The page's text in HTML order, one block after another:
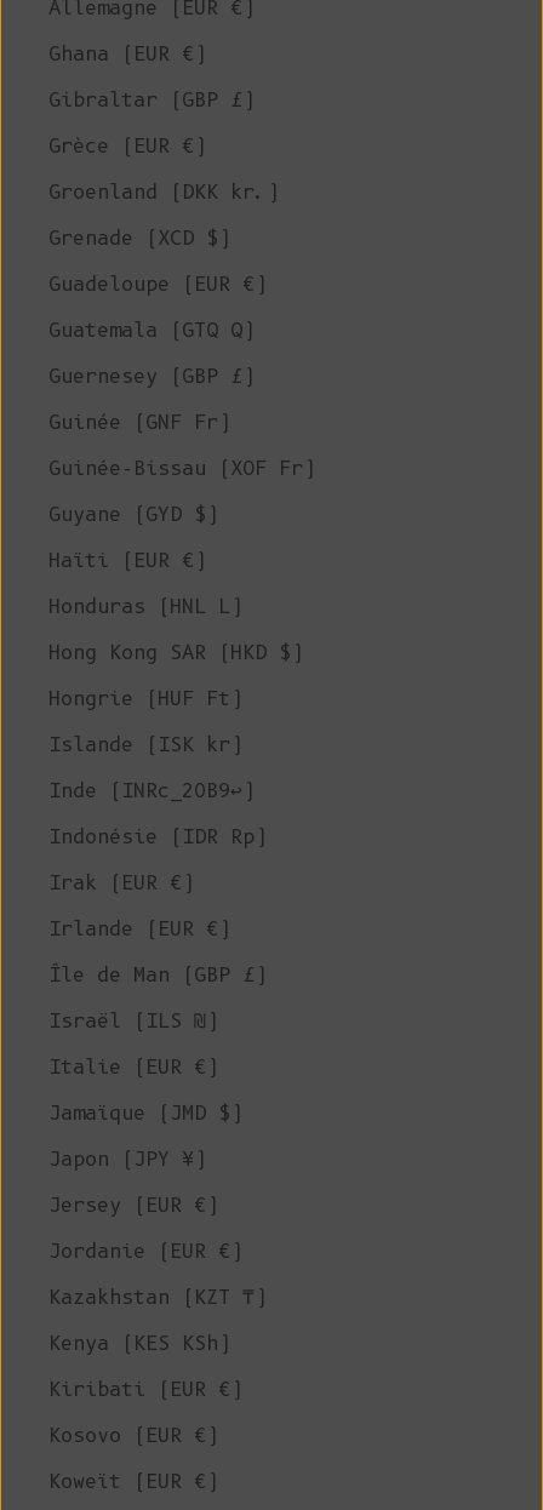
Allemagne (EUR €)
Ghana (EUR €)
Gibraltar (GBP £)
Grèce (EUR €)
Groenland (DKK kr.)
Grenade (XCD $)
Guadeloupe (EUR €)
Guatemala (GTQ Q)
Guernesey (GBP £)
Guinée (GNF Fr)
Guinée-Bissau (XOF Fr)
Guyane (GYD $)
Haïti (EUR €)
Honduras (HNL L)
Hong Kong SAR (HKD $)
Hongrie (HUF Ft)
Islande (ISK kr)
Inde (INRc_20B9↩)
Indonésie (IDR Rp)
Irak (EUR €)
Irlande (EUR €)
Île de Man (GBP £)
Israël (ILS ₪)
Italie (EUR €)
Jamaïque (JMD $)
Japon (JPY ¥)
Jersey (EUR €)
Jordanie (EUR €)
Kazakhstan (KZT ₸)
Kenya (KES KSh)
Kiribati (EUR €)
Kosovo (EUR €)
Koweït (EUR €)